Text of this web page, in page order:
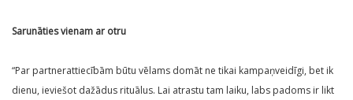
Sarunāties vienam ar otru
“Par partnerattiecībām būtu vēlams domāt ne tikai kampaņveidīgi, bet ik
dienu, ieviešot dažādus rituālus. Lai atrastu tam laiku, labs padoms ir likt